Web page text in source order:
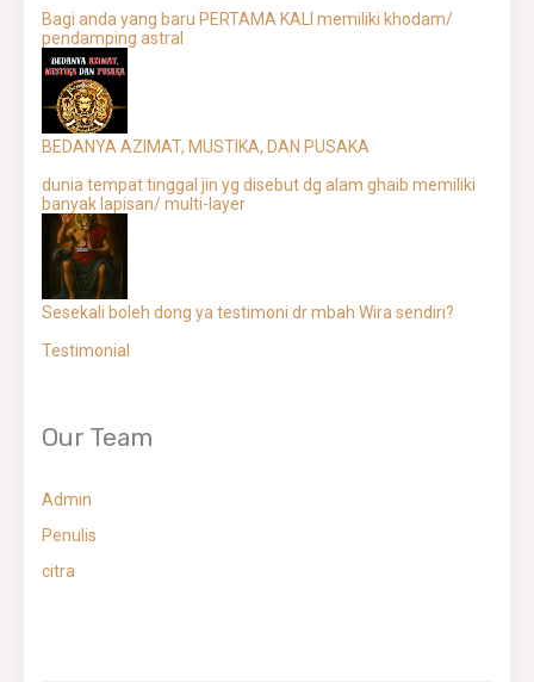
Bagi anda yang baru PERTAMA KALI memiliki khodam/
pendamping astral
BEDANYA AZIMAT, MUSTIKA, DAN PUSAKA
dunia tempat tinggal jin yg disebut dg alam ghaib memiliki
banyak lapisan/ multi-layer
Sesekali boleh dong ya testimoni dr mbah Wira sendiri?
Testimonial
Our Team
Admin
Penulis
citra